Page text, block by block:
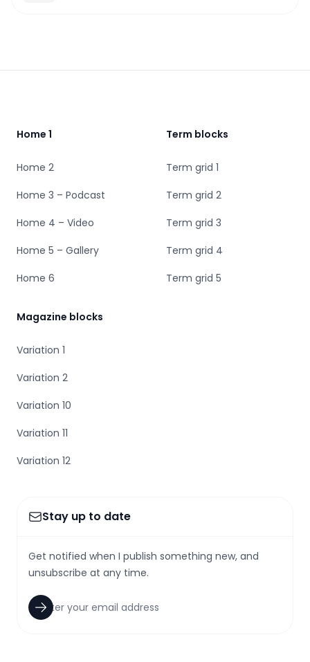
Home 1
Home 2
Home 3 – Podcast
Home 4 – Video
Home 5 – Gallery
Home 6
Term blocks
Term grid 1
Term grid 2
Term grid 3
Term grid 4
Term grid 5
Magazine blocks
Variation 1
Variation 2
Variation 10
Variation 11
Variation 12
Stay up to date
Get notified when I publish something new, and
unsubscribe at any time.